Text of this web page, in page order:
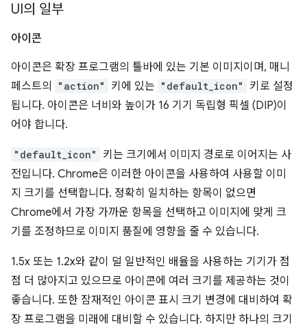
UI의 일부
아이콘
아이콘은 확장 프로그램의 툴바에 있는 기본 이미지이며, 매니
페스트의
"action" 키에 있는 "default_icon"
키로 설정
됩니다. 아이콘은 너비와 높이가 16 기기 독립형 픽셀 (DIP)이
어야 합니다.
"default_icon"
키는 크기에서 이미지 경로로 이어지는 사
전입니다. Chrome은 이러한 아이콘을 사용하여 사용할 이미
지 크기를 선택합니다. 정확히 일치하는 항목이 없으면
Chrome에서 가장 가까운 항목을 선택하고 이미지에 맞게 크
기를 조정하므로 이미지 품질에 영향을 줄 수 있습니다.
1.5x 또는 1.2x와 같이 덜 일반적인 배율을 사용하는 기기가 점
점 더 많아지고 있으므로 아이콘에 여러 크기를 제공하는 것이
좋습니다. 또한 잠재적인 아이콘 표시 크기 변경에 대비하여 확
장 프로그램을 미래에 대비할 수 있습니다. 하지만 하나의 크기